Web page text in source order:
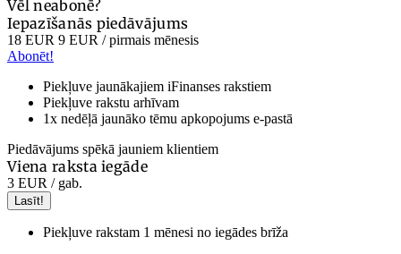
Vēl neabonē?
Iepazīšanās piedāvājums
18 EUR 9 EUR / pirmais mēnesis
Abonēt!
Piekļuve jaunākajiem iFinanses rakstiem
Piekļuve rakstu arhīvam
1x nedēļā jaunāko tēmu apkopojums e-pastā
Piedāvājums spēkā jauniem klientiem
Viena raksta iegāde
3 EUR / gab.
Lasīt!
Piekļuve rakstam 1 mēnesi no iegādes brīža